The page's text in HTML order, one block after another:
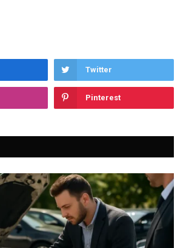
Twitter
Pinterest